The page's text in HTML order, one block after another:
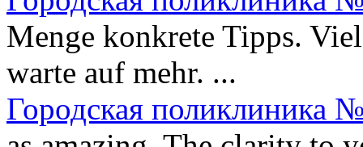
Menge konkrete Tipps.
warte auf mehr. ...
Городская поликлиника